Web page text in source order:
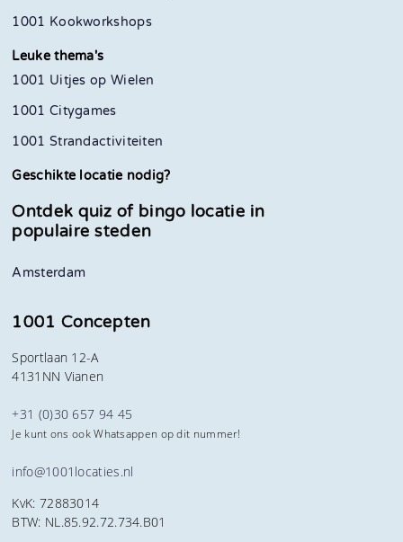
1001 Kookworkshops
Leuke thema's
1001 Uitjes op Wielen
1001 Citygames
1001 Strandactiviteiten
Geschikte locatie nodig?
Ontdek quiz of bingo locatie in
populaire steden
Amsterdam
1001 Concepten
Sportlaan 12-A
4131NN Vianen
+31 (0)30 657 94 45
Je kunt ons ook Whatsappen op dit nummer!
info@1001locaties.nl
KvK: 72883014
BTW: NL.85.92.72.734.B01